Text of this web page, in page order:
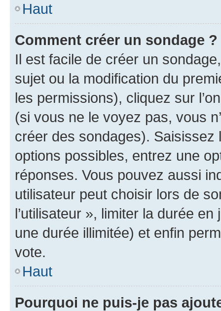
Haut
Comment créer un sondage ?
Il est facile de créer un
sujet ou la modification du
les permissions), cliquez sur
(si vous ne le voyez pas, vous
créer des sondages).
options possibles, entrez une
réponses. Vous pouvez aussi
utilisateur peut choisir lors de
l’utilisateur », limiter la durée
une durée illimitée) et enfin
vote.
Haut
Pourquoi ne puis-je pas